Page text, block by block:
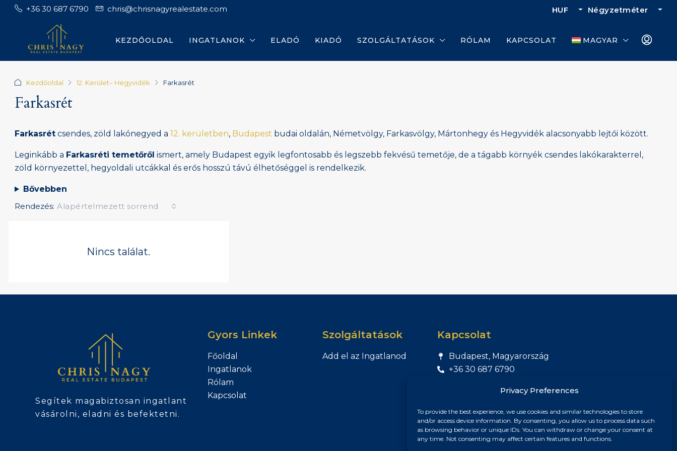
Privacy Preferences
To provide the best experience, we use cookies and similar technologies to store
and/or access device information. By consenting, you allow us to process data such
as browsing behavior or unique IDs. You can withdraw or change your consent at
any time. Not consenting may affect certain features and functions.
+36 30 687 6790 chris@chrisnagyrealestate.com HUF Négyzetméter
KEZDŐOLDAL INGATLANOK ELADÓ KIADÓ SZOLGÁLTATÁSOK RÓLAM KAPCSOLAT MAGYAR
Kezdőoldal 12. Kerület– Hegyvidék Farkasrét
Farkasrét
Farkasrét csendes, zöld lakónegyed a 12. kerületben, Budapest budai oldalán, Németvölgy, Farkasvölgy, Mártonhegy és Hegyvidék alacsonyabb lejtői között.
Leginkább a Farkasréti temetőről ismert, amely Budapest egyik legfontosabb és legszebb fekvésű temetője, de a tágabb környék csendes lakókarakterrel,
zöld környezettel, hegyoldali utcákkal és erős hosszú távú élhetőséggel is rendelkezik.
Bővebben
Rendezés: Alapértelmezett sorrend
Nincs találat.
Segítek magabiztosan ingatlant
vásárolni, eladni és befektetni.
Gyors Linkek
Főoldal
Ingatlanok
Rólam
Kapcsolat
Szolgáltatások
Add el az Ingatlanod
Kapcsolat
Budapest, Magyarország
+36 30 687 6790